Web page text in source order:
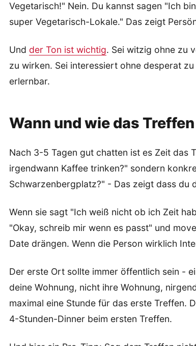
Vegetarisch!" Nein. Du kannst sagen "Ich
super Vegetarisch-Lokale." Das zeigt
Und der Ton ist wichtig. Sei witzig ohne zu
zu wirken. Sei interessiert ohne desperat
erlernbar.
Wann und wie das
Nach 3-5 Tagen gut chatten ist es Zeit das
irgendwann Kaffee trinken?" sondern
Schwarzenbergplatz?" - Das zeigt dass du
Wenn sie sagt "Ich weiß nicht ob ich Zeit
"Okay, schreib mir wenn es passt" und
Date drängen. Wenn die Person wirklich
Der erste Ort sollte immer öffentlich sein -
deine Wohnung, nicht ihre Wohnung,
maximal eine Stunde für das erste Treffen.
4-Stunden-Dinner beim ersten Treffen.